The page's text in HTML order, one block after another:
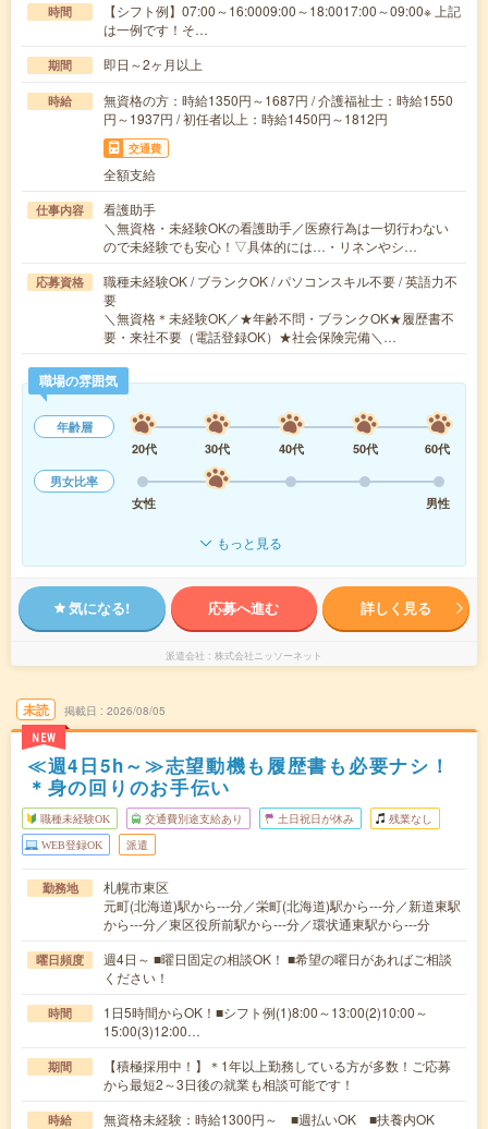
時間
【シフト例】07:00～16:0009:00～18:0017:00～09:00※ 上記
は一例です！そ…
期間 即日～2ヶ月以上
時給
無資格の方：時給1350円～1687円 / 介護福祉士：時給1550
円～1937円 / 初任者以上：時給1450円～1812円
交通費
全額支給
仕事内容
看護助手
＼無資格・未経験OKの看護助手／医療行為は一切行わない
ので未経験でも安心！▽具体的には…・リネンやシ…
応募資格
職種未経験OK / ブランクOK / パソコンスキル不要 / 英語力不
要
＼無資格＊未経験OK／★年齢不問・ブランクOK★履歴書不
要・来社不要（電話登録OK）★社会保険完備＼…
職場の雰囲気
年齢層
20代
30代 40代 50代
60代
男女比率
女性
男性
もっと見る
気になる! 応募へ進む 詳しく見る
派遣会社 株式会社ニッソーネット
未読
NEW
掲載日 2026/08/05
≪週4日5h～≫志望動機も履歴書も必要ナシ！
＊身の回りのお手伝い
職種未経験OK 交通費別途支給あり 土日祝日が休み 残業なし
WEB登録OK 派遣
勤務地
札幌市東区
元町(北海道)駅から---分／栄町(北海道)駅から---分／新道東駅
から---分／東区役所前駅から---分／環状通東駅から---分
曜日頻度
週4日～ ■曜日固定の相談OK！ ■希望の曜日があればご相談
ください！
時間
1日5時間からOK！■シフト例(1)8:00～13:00(2)10:00～
15:00(3)12:00…
期間
【積極採用中！】＊1年以上勤務している方が多数！ご応募
から最短2～3日後の就業も相談可能です！
時給 無資格未経験：時給1300円～ ■週払いOK ■扶養内OK